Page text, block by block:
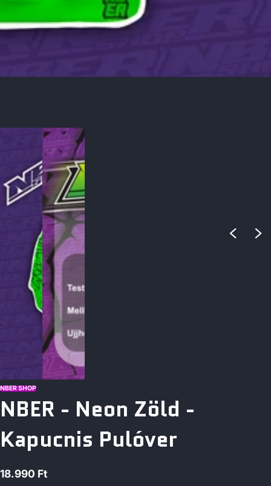
NBER SHOP
NBER - Neon Zöld -
Kapucnis Pulóver
Normál
18.990 Ft